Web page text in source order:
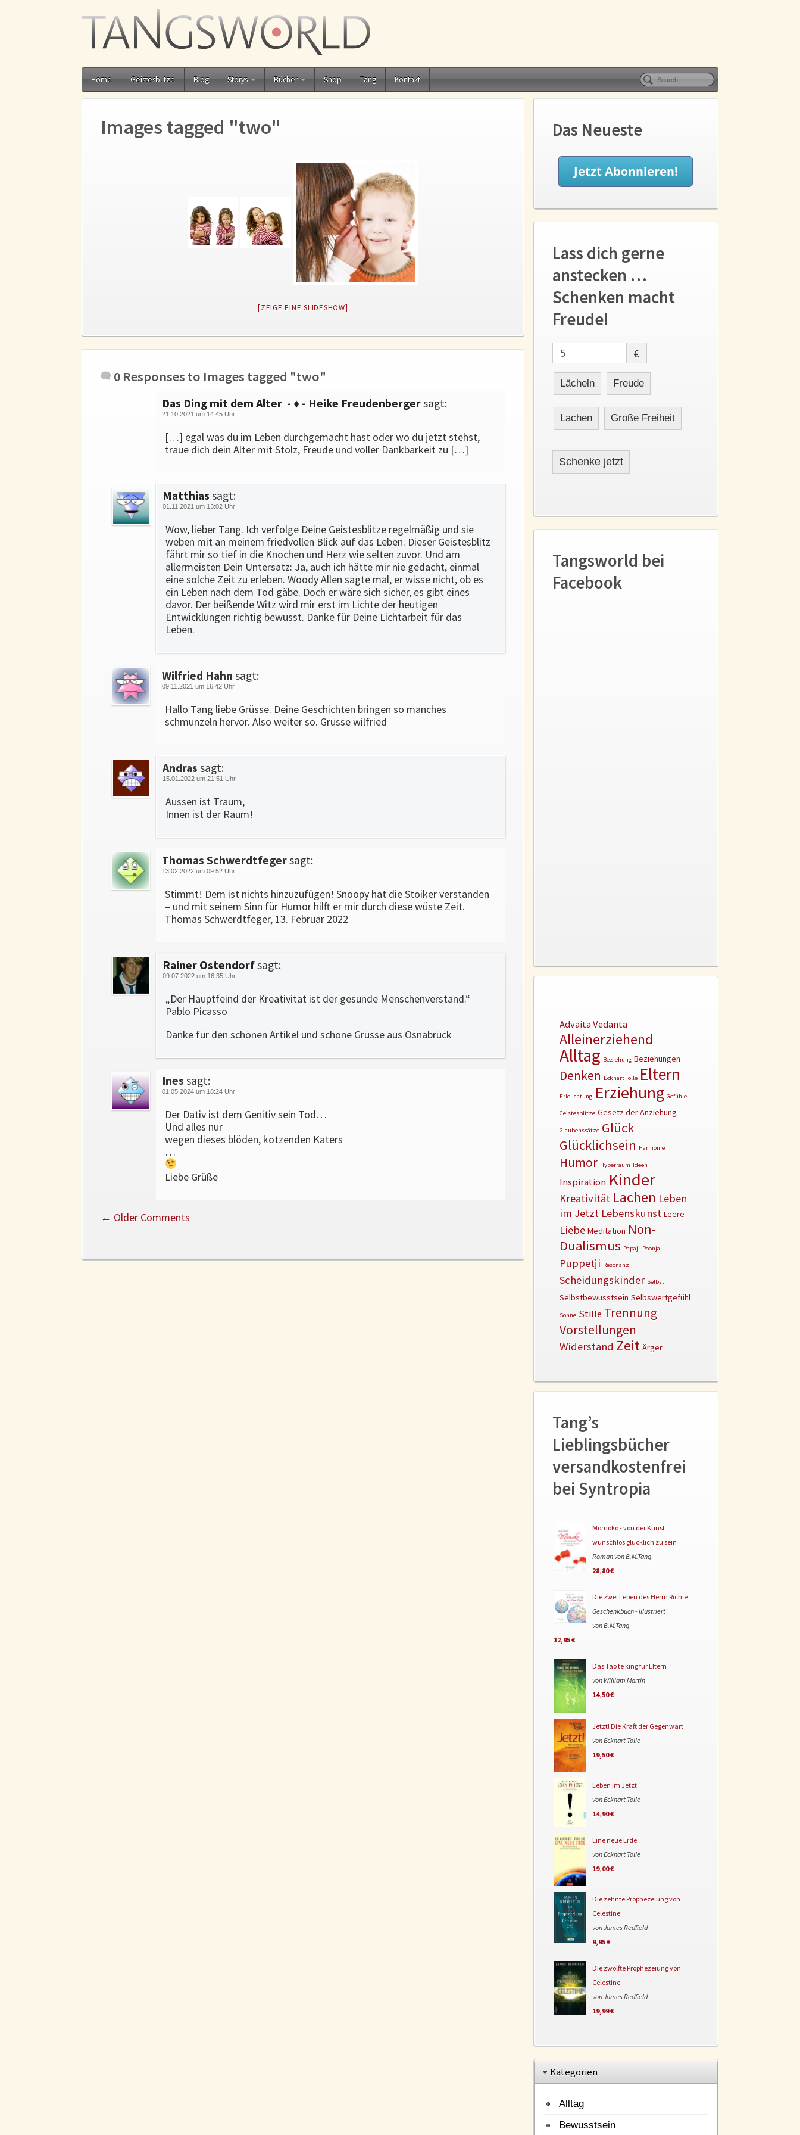
Home Geistesblitze Blog Storys Bücher Shop Tang Kontakt
Images tagged "two"
[ZEIGE EINE SLIDESHOW]
0 Responses to Images tagged "two"
Das Ding mit dem Alter - ♦ - Heike Freudenbergersagt:
21.10.2021 um 14:45 Uhr
[…] egal was du im Leben durchgemacht hast oder wo du jetzt stehst,
traue dich dein Alter mit Stolz, Freude und voller Dankbarkeit zu […]
Matthias sagt:
01.11.2021 um 13:02 Uhr
Wow, lieber Tang. Ich verfolge Deine Geistesblitze regelmäßig und sie
weben mit an meinem friedvollen Blick auf das Leben. Dieser Geistesblitz
fährt mir so tief in die Knochen und Herz wie selten zuvor. Und am
allermeisten Dein Untersatz: Ja, auch ich hätte mir nie gedacht, einmal
eine solche Zeit zu erleben. Woody Allen sagte mal, er wisse nicht, ob es
ein Leben nach dem Tod gäbe. Doch er wäre sich sicher, es gibt eines
davor. Der beißende Witz wird mir erst im Lichte der heutigen
Entwicklungen richtig bewusst. Danke für Deine Lichtarbeit für das
Leben.
Wilfried Hahn sagt:
09.11.2021 um 16:42 Uhr
Hallo Tang liebe Grüsse. Deine Geschichten bringen so manches
schmunzeln hervor. Also weiter so. Grüsse wilfried
Andras sagt:
15.01.2022 um 21:51 Uhr
Aussen ist Traum,
Innen ist der Raum!
Thomas Schwerdtfegersagt:
13.02.2022 um 09:52 Uhr
Stimmt! Dem ist nichts hinzuzufügen! Snoopy hat die Stoiker verstanden
– und mit seinem Sinn für Humor hilft er mir durch diese wüste Zeit.
Thomas Schwerdtfeger, 13. Februar 2022
Rainer Ostendorfsagt:
09.07.2022 um 16:35 Uhr
„Der Hauptfeind der Kreativität ist der gesunde Menschenverstand.“
Pablo Picasso
Danke für den schönen Artikel und schöne Grüsse aus Osnabrück
Ines sagt:
01.05.2024 um 18:24 Uhr
Der Dativ ist dem Genitiv sein Tod…
Und alles nur
wegen dieses blöden, kotzenden Katers
…
Liebe Grüße
← Older Comments
Das Neueste
Lass dich gerne
anstecken …
Schenken macht
Freude!
€
Lächeln Freude
Lachen Große Freiheit
Schenke jetzt
Tangsworld bei
Facebook
Advaita Vedanta
Alleinerziehend
Alltag Beziehung Beziehungen
Denken Eckhart Tolle Eltern
Erleuchtung Erziehung Gefühle
Geistesblitze Gesetz der Anziehung
Glaubenssätze Glück
Glücklichsein Harmonie
Humor Hyperraum Ideen
Inspiration Kinder
Kreativität Lachen Leben
im Jetzt Lebenskunst Leere
Liebe Meditation Non-
Dualismus Papaji Poonja
Puppetji Resonanz
Scheidungskinder Selbst
Selbstbewusstsein Selbswertgefühl
Sonne Stille Trennung
Vorstellungen
Widerstand Zeit Ärger
Tang’s
Lieblingsbücher
versandkostenfrei
bei Syntropia
Momoko - von der Kunst
wunschlos glücklich zu sein
Roman von B.M.Tang
28,80 €
Die zwei Leben des Herrn Richie
Geschenkbuch - illustriert
von B.M.Tang
12,95 €
Das Tao te king für Eltern
von William Martin
14,50 €
Jetzt! Die Kraft der Gegenwart
von Eckhart Tolle
19,50 €
Leben im Jetzt
von Eckhart Tolle
14,90 €
Eine neue Erde
von Eckhart Tolle
19,00 €
Die zehnte Prophezeiung von
Celestine
von James Redfield
9,95 €
Die zwölfte Prophezeiung von
Celestine
von James Redfield
19,99 €
Kategorien
Alltag
Bewusstsein